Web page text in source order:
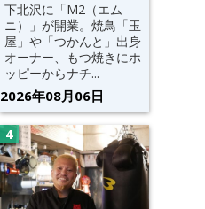
下北沢に「M2（エム
ニ）」が開業。焼鳥「玉
屋」や「つかんと」出身
オーナー、もつ焼きにホ
ッピーからナチ...
2026年08月06日